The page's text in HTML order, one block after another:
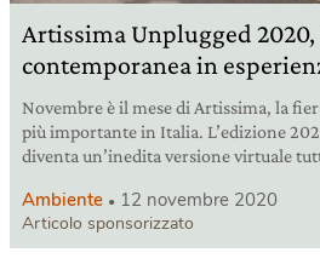
Artissima Unplugged 2020,
contemporanea in
Novembre è il mese di Artissima, la
più importante in Italia. L’edizione
diventa un’inedita versione virtuale
Ambiente 12 novembre 2020
Articolo sponsorizzato